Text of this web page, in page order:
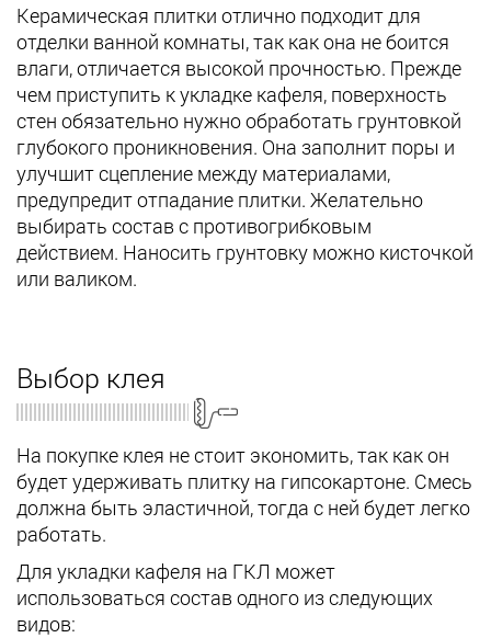
Керамическая плитки отлично подходит для
отделки ванной комнаты, так как она не боится
влаги, отличается высокой прочностью. Прежде
чем приступить к укладке кафеля, поверхность
стен обязательно нужно обработать грунтовкой
глубокого проникновения. Она заполнит поры и
улучшит сцепление между материалами,
предупредит отпадание плитки. Желательно
выбирать состав с противогрибковым
действием. Наносить грунтовку можно кисточкой
или валиком.
Выбор клея
На покупке клея не стоит экономить, так как он
будет удерживать плитку на гипсокартоне. Смесь
должна быть эластичной, тогда с ней будет легко
работать.
Для укладки кафеля на ГКЛ может
использоваться состав одного из следующих
видов: